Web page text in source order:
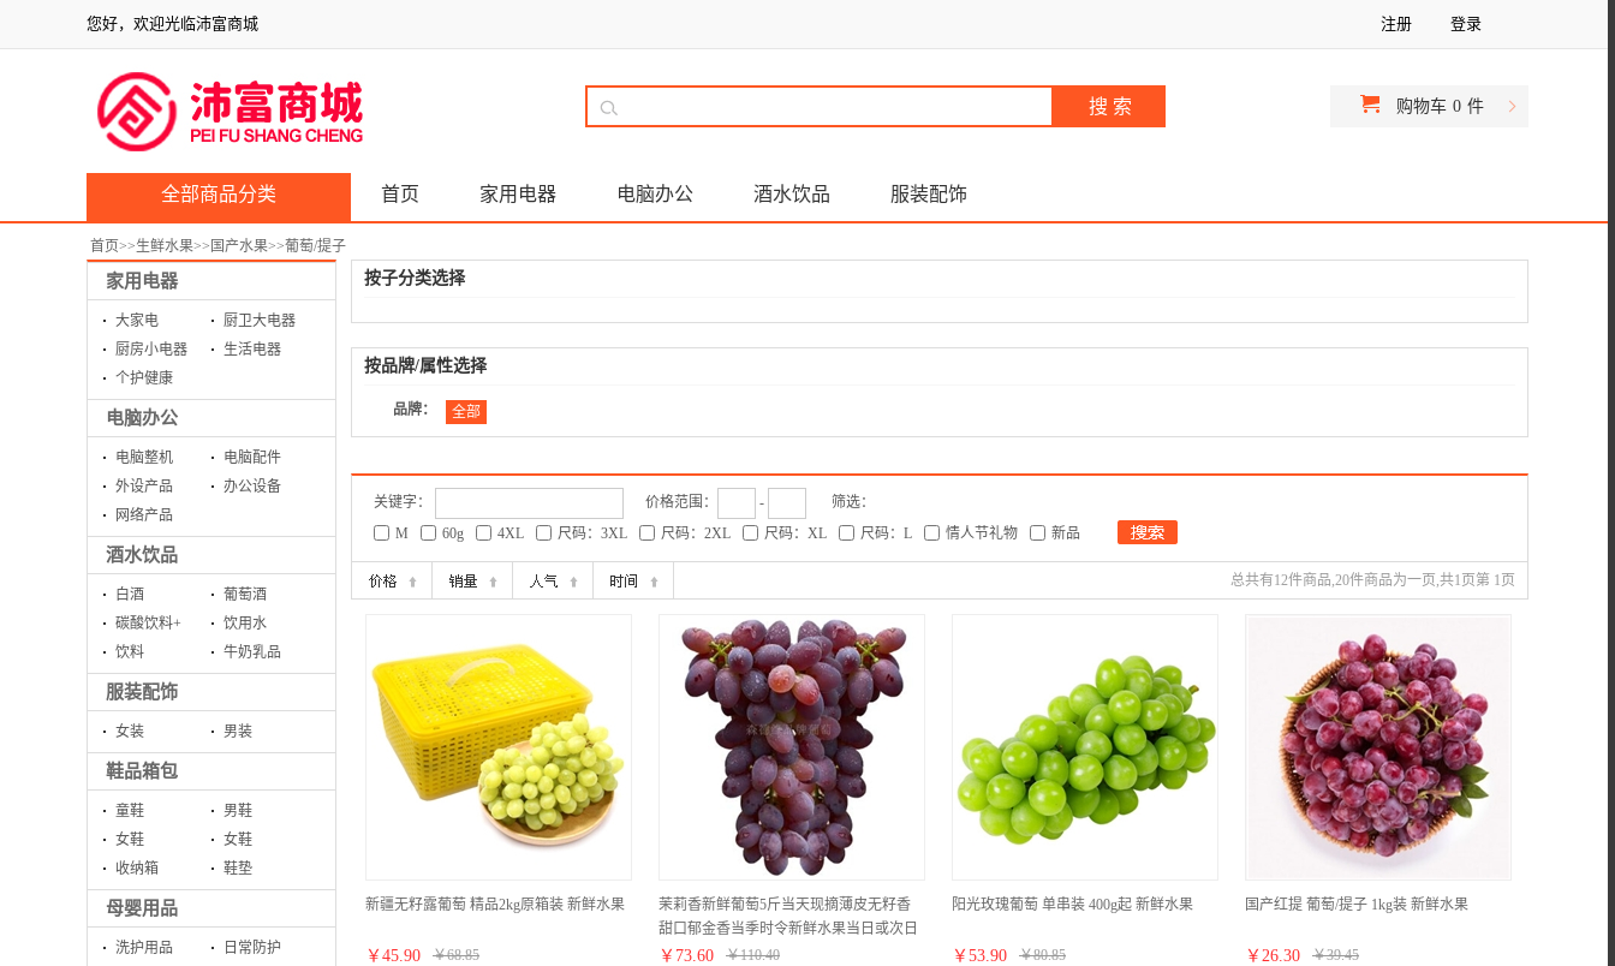
您好，欢迎光临沛富商城 注册 登录
购物车 0 件
全部商品分类 首页 家用电器 电脑办公 酒水饮品 服装配饰
首页>>生鲜水果>> 国产水果>>葡萄/提子
家用电器
大家电
厨卫大电器
厨房小电器
生活电器
个护健康
电脑办公
电脑整机
电脑配件
外设产品
办公设备
网络产品
酒水饮品
白酒
葡萄酒
碳酸饮料+
饮用水
饮料
牛奶乳品
服装配饰
女装 男装
鞋品箱包
童鞋
男鞋
女鞋
女鞋
收纳箱
鞋垫
母婴用品
洗护用品 日常防护
按子分类选择
按品牌/属性选择
品牌： 全部
关键字： 价格范围： -
筛选：
M
60g 4XL 尺码：3XL 尺码：2XL 尺码：XL 尺码：L 情人节礼物 新品
总共有12件商品,20件商品为一页,共1页第 1页
新疆无籽露葡萄 精品2kg原箱装 新鲜水果
￥ 45.90 ￥68.85
茉莉香新鲜葡萄5斤当天现摘薄皮无籽香
甜口郁金香当季时令新鲜水果当日或次日
发出坏果包赔 净果5斤精选
￥ 73.60 ￥110.40
阳光玫瑰葡萄 单串装 400g起 新鲜水果
￥ 53.90 ￥80.85
国产红提 葡萄/提子 1kg装 新鲜水果
￥ 26.30 ￥39.45